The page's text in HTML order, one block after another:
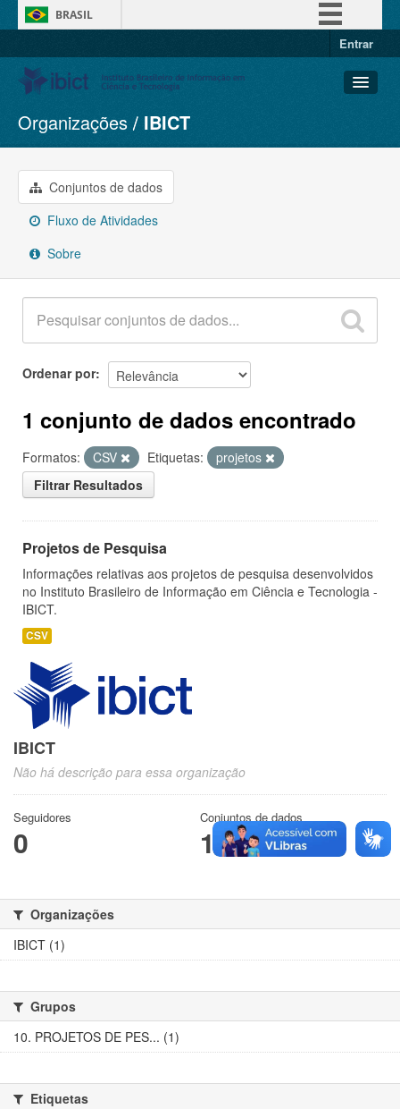
BRASIL
Entrar
Conjuntos de dados
Organizações
Grupos
Sobre
Organizações IBICT
Conjuntos de dados
Fluxo de Atividades
Sobre
Ordenar por
1 conjunto de dados encontrado
Formatos: CSV Etiquetas:
projetos
Filtrar Resultados
Projetos de Pesquisa
Informações relativas aos projetos de pesquisa desenvolvidos
no Instituto Brasileiro de Informação em Ciência e Tecnologia -
IBICT.
CSV
IBICT
Não há descrição para essa organização
Seguidores
0
Conjuntos de dados
1
Organizações
IBICT (1)
Grupos
10. PROJETOS DE PES... (1)
Etiquetas